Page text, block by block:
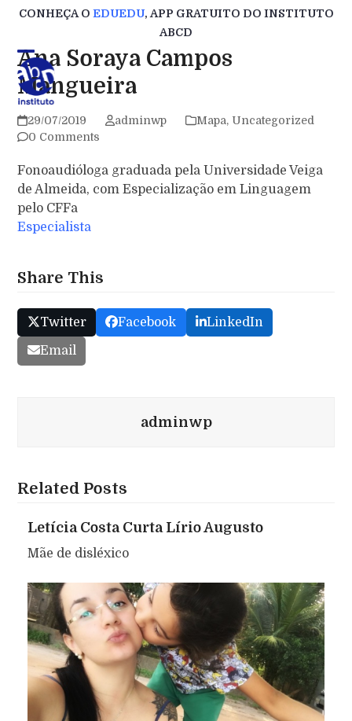
Skip
content
CONHEÇA O EDUEDU, APP GRATUITO DO INSTITUTO
ABCD
Ana Soraya Campos
Mangueira
29/07/2019 adminwp Mapa, Uncategorized
0 Comments
Fonoaudióloga graduada pela Universidade Veiga
de Almeida, com Especialização em Linguagem
pelo CFFa
Especialista
Share This
Twitter Facebook LinkedIn
Email
adminwp
Related Posts
Letícia Costa Curta Lírio Augusto
Mãe de disléxico